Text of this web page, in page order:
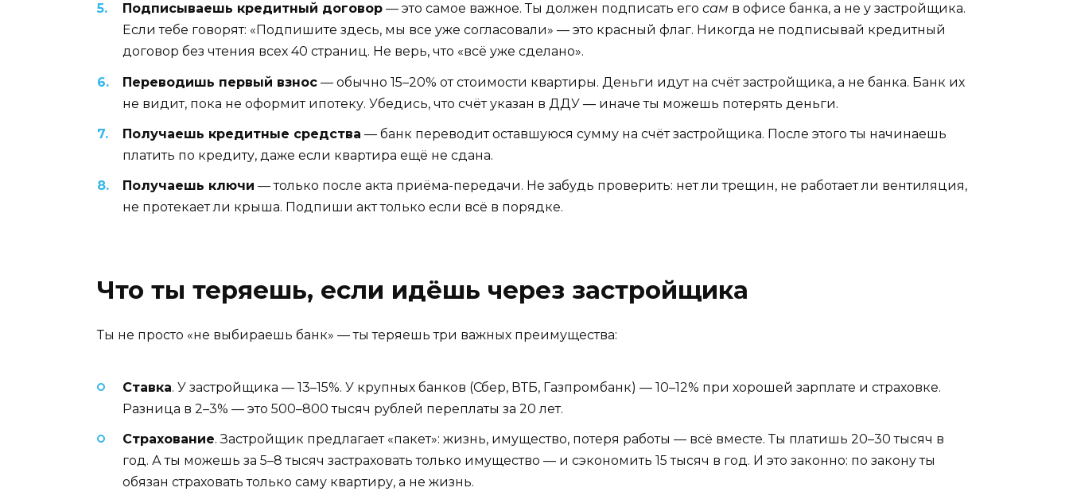
Подписываешь кредитный договор — это самое важное. Ты должен подписать его сам в офисе банка, а не у застройщика.
Если тебе говорят: «Подпишите здесь, мы все уже согласовали» — это красный флаг. Никогда не подписывай кредитный
договор без чтения всех 40 страниц. Не верь, что «всё уже сделано».
Переводишь первый взнос — обычно 15–20% от стоимости квартиры. Деньги идут на счёт застройщика, а не банка. Банк их
не видит, пока не оформит ипотеку. Убедись, что счёт указан в ДДУ — иначе ты можешь потерять деньги.
Получаешь кредитные средства — банк переводит оставшуюся сумму на счёт застройщика. После этого ты начинаешь
платить по кредиту, даже если квартира ещё не сдана.
Получаешь ключи — только после акта приёма-передачи. Не забудь проверить: нет ли трещин, не работает ли вентиляция,
не протекает ли крыша. Подпиши акт только если всё в порядке.
Что ты теряешь, если идёшь через застройщика
Ты не просто «не выбираешь банк» — ты теряешь три важных преимущества:
Ставка. У застройщика — 13–15%. У крупных банков (Сбер, ВТБ, Газпромбанк) — 10–12% при хорошей зарплате и страховке.
Разница в 2–3% — это 500–800 тысяч рублей переплаты за 20 лет.
Страхование. Застройщик предлагает «пакет»: жизнь, имущество, потеря работы — всё вместе. Ты платишь 20–30 тысяч в
год. А ты можешь за 5–8 тысяч застраховать только имущество — и сэкономить 15 тысяч в год. И это законно: по закону ты
обязан страховать только саму квартиру, а не жизнь.